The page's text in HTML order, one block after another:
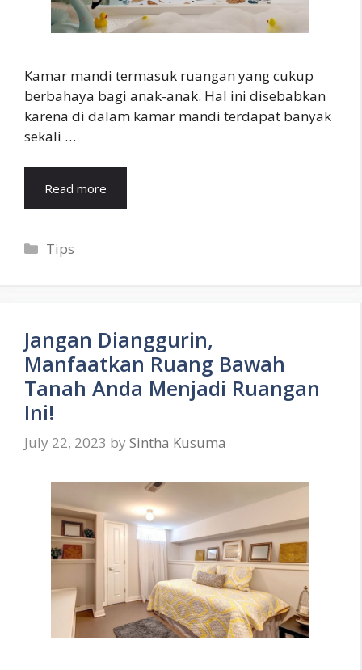
Kamar mandi termasuk ruangan yang cukup
berbahaya bagi anak-anak. Hal ini disebabkan
karena di dalam kamar mandi terdapat banyak
sekali …
Read more
Categories
Tips
Jangan Dianggurin,
Manfaatkan Ruang Bawah
Tanah Anda Menjadi Ruangan
Ini!
July 22, 2023 by Sintha Kusuma